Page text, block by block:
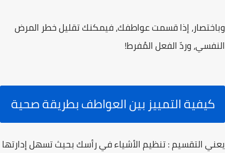
وباختصار، إذا قسمت عواطفك، فیمكنك تقلیل خطر المرض
النفسي، وردّ الفعل المُفرط!
كيفية التمييز بين العواطف بطريقة صحية
یعني التقسیم : تنظیم الأشیاء في رأسك بحیث تسھل إدارتھا